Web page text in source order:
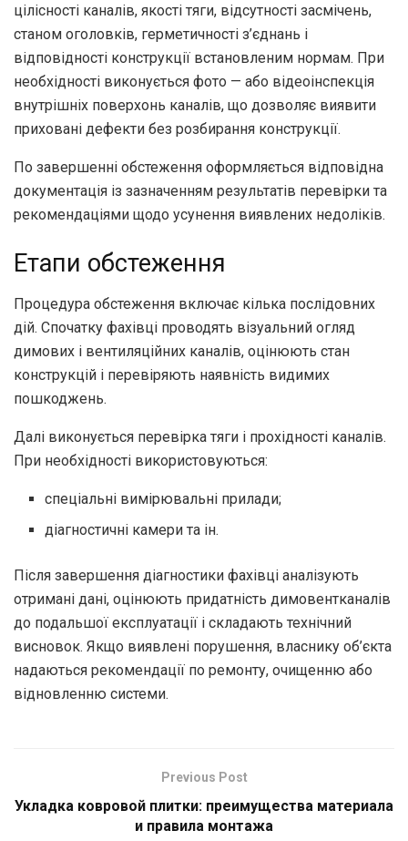
цілісності каналів, якості тяги, відсутності засмічень,
станом оголовків, герметичності з’єднань і
відповідності конструкції встановленим нормам. При
необхідності виконується фото — або відеоінспекція
внутрішніх поверхонь каналів, що дозволяє виявити
приховані дефекти без розбирання конструкції.
По завершенні обстеження оформляється відповідна
документація із зазначенням результатів перевірки та
рекомендаціями щодо усунення виявлених недоліків.
Етапи обстеження
Процедура обстеження включає кілька послідовних
дій. Спочатку фахівці проводять візуальний огляд
димових і вентиляційних каналів, оцінюють стан
конструкцій і перевіряють наявність видимих
пошкоджень.
Далі виконується перевірка тяги і прохідності каналів.
При необхідності використовуються:
спеціальні вимірювальні прилади;
діагностичні камери та ін.
Після завершення діагностики фахівці аналізують
отримані дані, оцінюють придатність димовентканалів
до подальшої експлуатації і складають технічний
висновок. Якщо виявлені порушення, власнику об’єкта
надаються рекомендації по ремонту, очищенню або
відновленню системи.
Previous Post
Укладка ковровой плитки: преимущества материала
и правила монтажа